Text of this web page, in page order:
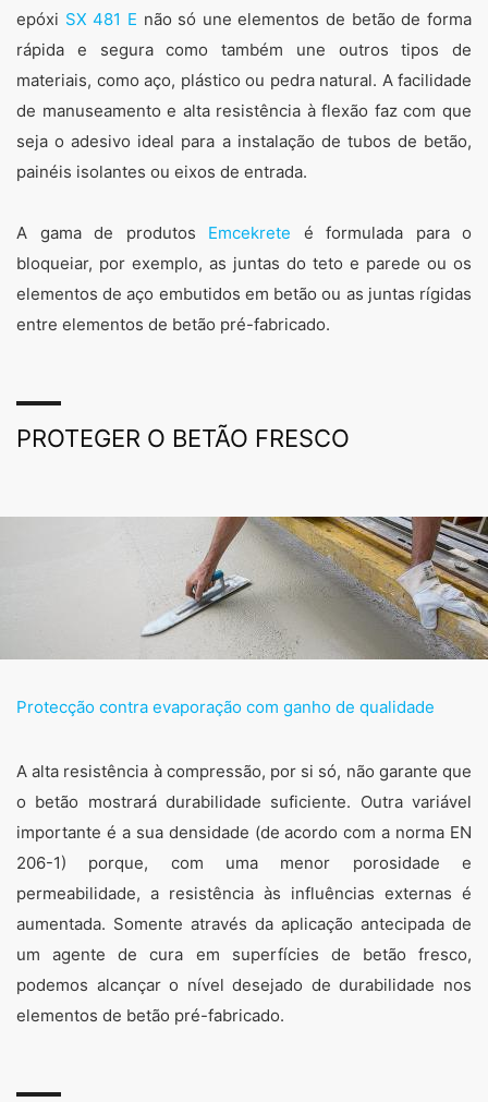
epóxi SX 481 E não só une elementos de betão de forma
rápida e segura como também une outros tipos de
materiais, como aço, plástico ou pedra natural. A facilidade
de manuseamento e alta resistência à flexão faz com que
seja o adesivo ideal para a instalação de tubos de betão,
painéis isolantes ou eixos de entrada.
A gama de produtos Emcekrete é formulada para o
bloqueiar, por exemplo, as juntas do teto e parede ou os
elementos de aço embutidos em betão ou as juntas rígidas
entre elementos de betão pré-fabricado.
PROTEGER O BETÃO FRESCO
Protecção contra evaporação com ganho de qualidade
A alta resistência à compressão, por si só, não garante que
o betão mostrará durabilidade suficiente. Outra variável
importante é a sua densidade (de acordo com a norma EN
206-1) porque, com uma menor porosidade e
permeabilidade, a resistência às influências externas é
aumentada. Somente através da aplicação antecipada de
um agente de cura em superfícies de betão fresco,
podemos alcançar o nível desejado de durabilidade nos
elementos de betão pré-fabricado.